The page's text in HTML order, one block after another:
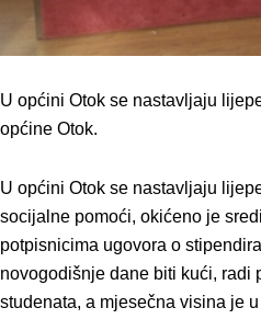
U općini Otok se nastavljaju
općine Otok.
U općini Otok se nastavljaju
socijalne pomoći, okićeno je
potpisnicima ugovora o
novogodišnje dane biti kući, radi
studenata, a mjesečna visina je